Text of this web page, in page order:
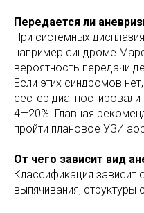
Передается ли
При системных
например синдроме
вероятность передачи
Если этих синдромов
сестер
4—20%. Главная
пройти плановое УЗИ
От чего зависит вид
Классификация
выпячивания, структуры